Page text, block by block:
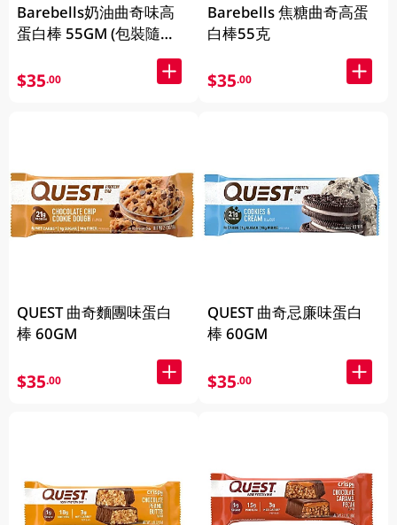
Barebells奶油曲奇味高
蛋白棒 55GM (包裝隨機
$35.00
QUEST 曲奇麵團味蛋白
棒 60GM
$35.00
Barebells 焦糖曲奇高蛋
白棒55克
$35.00
QUEST 曲奇忌廉味蛋白
棒 60GM
$35.00